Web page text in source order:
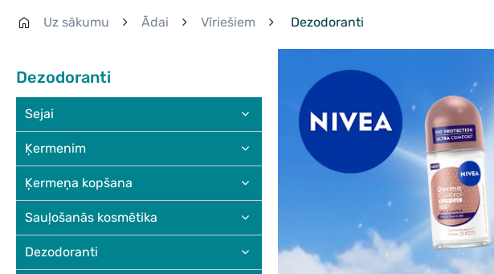
Uz sākumu Ādai Vīriešiem Dezodoranti
Dezodoranti
Sejai
Ķermenim
Ķermeņa kopšana
Sauļošanās kosmētika
Dezodoranti